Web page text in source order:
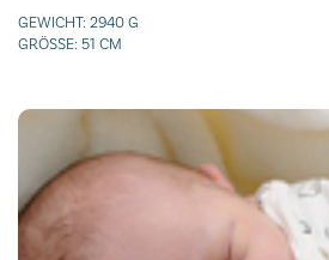
GEWICHT: 2940 G
GRÖSSE: 51 CM